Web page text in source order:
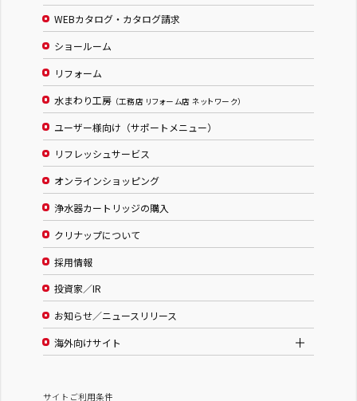
WEBカタログ・カタログ請求
ショールーム
リフォーム
水まわり工房 （工務店 リフォーム店 ネットワーク）
ユーザー様向け（サポートメニュー）
リフレッシュサービス
オンラインショッピング
浄水器カートリッジの購入
クリナップについて
採用情報
投資家／IR
お知らせ／ニュースリリース
海外向けサイト
サイトご利用条件